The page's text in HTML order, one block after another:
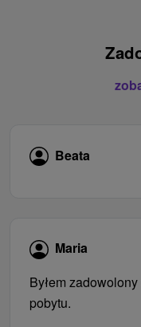
Beata
Maria
Byłem
pobytu.